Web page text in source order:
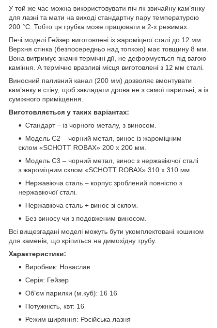
У той же час можна використовувати піч як звичайну кам'янку
для лазні та мати на виході стандартну пару температурою
200 °С. Тобто ця грубка може працювати в 2-х режимах.
Печі моделі Гейзер виготовлені із жароміцної сталі до 12 мм.
Верхня стінка (безпосередньо над топкою) має товщину 8 мм.
Вона витримує значні термічні дії, не деформується під вагою
каміння. А термічно вразливі місця виготовлені з 12 мм сталі.
Виносний паливний канал (200 мм) дозволяє вмонтувати
кам'янку в стіну, щоб закладати дрова не з самої парильні, а із
суміжного приміщення.
Виготовляється у таких варіантах:
Стандарт – із чорного металу, з виносом.
Модель С2 – чорний метал, винос із жароміцним
склом «SCHOTT ROBAX» 200 х 200 мм.
Модель С3 – чорний метал, винос з нержавіючої сталі
з жароміцним склом «SCHOTT ROBAX» 310 х 310 мм.
Нержавіюча сталь – корпус зроблений повністю з
нержавіючої сталі.
Нержавіюча сталь + винос зі склом.
Без виносу чи з подовженим виносом.
Всі вищезгадані моделі можуть бути укомплектовані кошиком
для каменів, що кріпиться на димохідну трубу.
Характеристики:
Виробник: Новаслав
Серія: Гейзер
Об'єм парилки (м.куб): 16 16
Потужність, квт: 16
Режим ширяння: Російська лазня